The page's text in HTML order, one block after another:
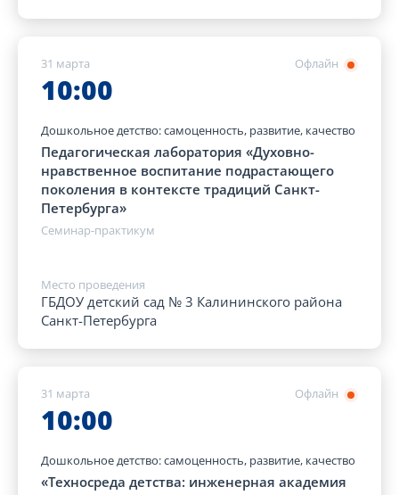
Офлайн
31 марта
10:00
Дошкольное детство: самоценность, развитие, качество
Педагогическая лаборатория «Духовно-
нравственное воспитание подрастающего
поколения в контексте традиций Санкт-
Петербурга»
Семинар-практикум
Место проведения
ГБДОУ детский сад № 3 Калининского района
Санкт-Петербурга
Офлайн
31 марта
10:00
Дошкольное детство: самоценность, развитие, качество
«Техносреда детства: инженерная академия